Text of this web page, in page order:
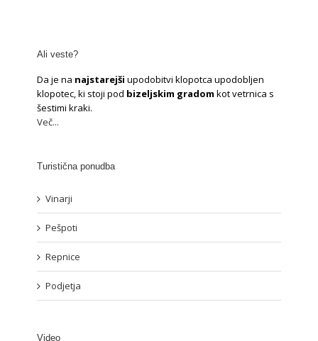
Ali veste?
Da je na najstarejši upodobitvi klopotca upodobljen
klopotec, ki stoji pod bizeljskim gradom kot vetrnica s
šestimi kraki.
Več...
Turistična ponudba
Vinarji
Pešpoti
Repnice
Podjetja
Video